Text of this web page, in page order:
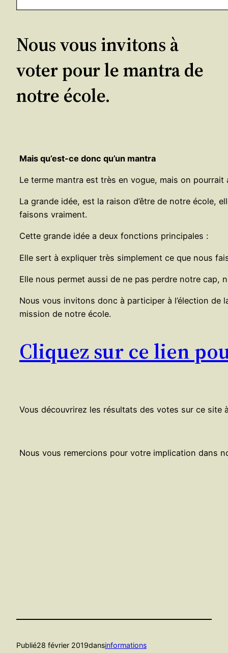
Nous vous invitons à
voter pour le mantra de
notre école.
Mais qu’est-ce donc qu’un mantra
Le terme mantra est très en vogue, mais on pourrait
La grande idée, est la raison d’être de notre école,
faisons vraiment.
Cette grande idée a deux fonctions principales :
Elle sert à expliquer très simplement ce que nous
Elle nous permet aussi de ne pas perdre notre cap,
Nous vous invitons donc à participer à l’élection de
mission de notre école.
Cliquez sur ce lien
Vous découvrirez les résultats des votes sur ce site
Nous vous remercions pour votre implication dans
Publié28 février 2019dansinformations